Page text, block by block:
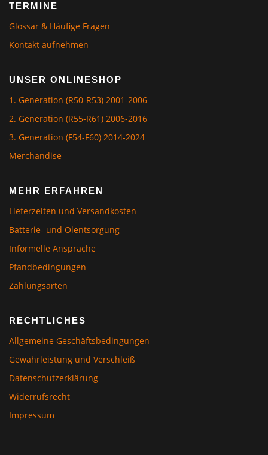
TERMINE
Glossar & Häufige Fragen
Kontakt aufnehmen
UNSER ONLINESHOP
1. Generation (R50-R53) 2001-2006
2. Generation (R55-R61) 2006-2016
3. Generation (F54-F60) 2014-2024
Merchandise
MEHR ERFAHREN
Lieferzeiten und Versandkosten
Batterie- und Ölentsorgung
Informelle Ansprache
Pfandbedingungen
Zahlungsarten
RECHTLICHES
Allgemeine Geschäftsbedingungen
Gewährleistung und Verschleiß
Datenschutzerklärung
Widerrufsrecht
Impressum